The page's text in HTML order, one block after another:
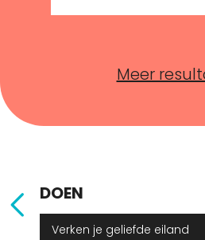
Meer
DOEN
Verken je geliefde eiland